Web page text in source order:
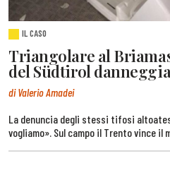
IL CASO
Triangolare al
del Südtirol
di Valerio Amadei
La denuncia degli stessi tifosi
vogliamo». Sul campo il Trento vince il